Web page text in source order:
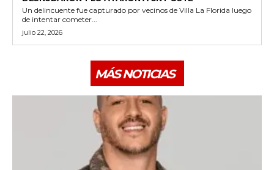
Un delincuente fue capturado por vecinos de Villa La Florida luego
de intentar cometer...
julio 22, 2026
MÁS NOTICIAS